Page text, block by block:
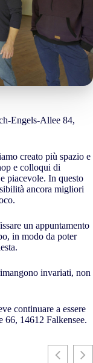
Engels-Allee 84,
creato più spazio e
e colloqui di
piacevole. In questo
ancora migliori
un appuntamento
in modo da poter
invariati, non
continuare a essere
66, 14612 Falkensee.